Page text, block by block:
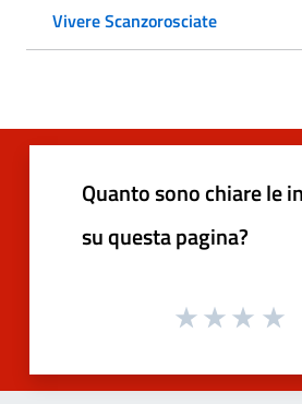
Vivere Scanzorosciate
Quanto sono chiare le
su questa pagina?